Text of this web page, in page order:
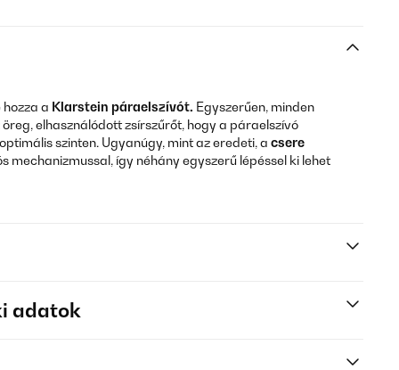
a Klarstein páraelszívót. Egyszerűen, minden
elhasználódott zsírszűrőt, hogy a páraelszívó
szinten. Ugyanúgy, mint az eredeti, a csere
mechanizmussal, így néhány egyszerű lépéssel ki lehet
adatok